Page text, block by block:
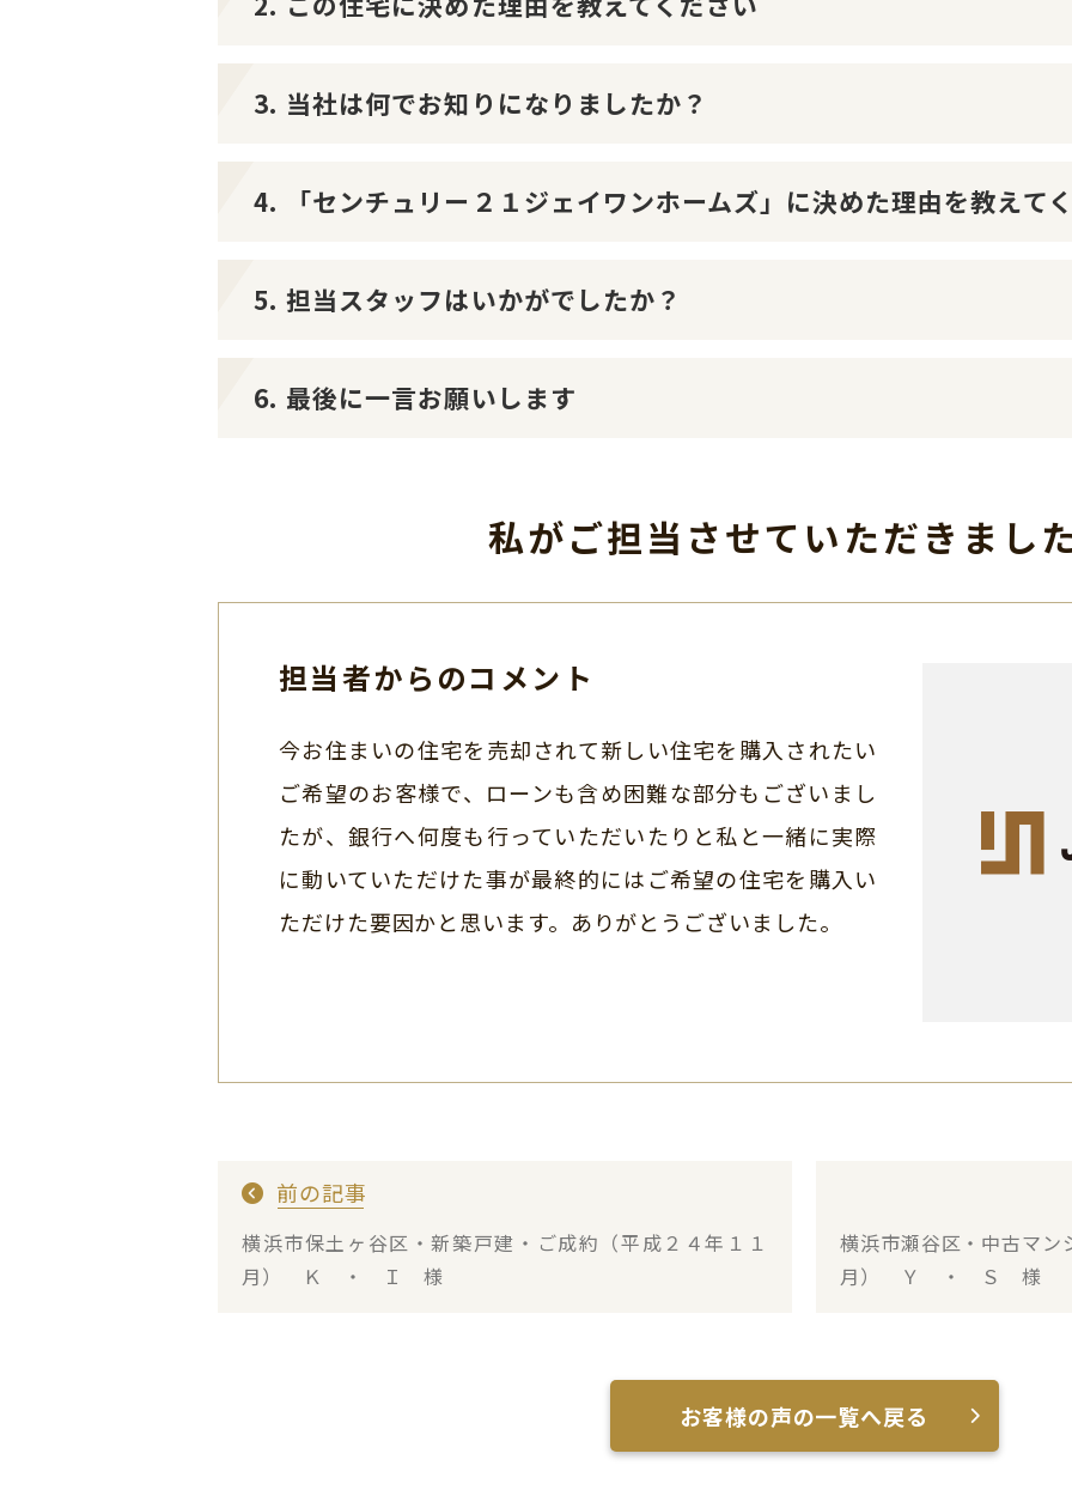
3. 当社は何でお知りになりましたか？
4. 「センチュリー２１ジェイワンホームズ」に決めた理由を教えて
5. 担当スタッフはいかがでしたか？
6. 最後に一言お願いします
私がご担当させていただきまし
担当者からのコメント
今お住まいの住宅を売却されて新しい住宅を購入されたい
ご希望のお客様で、ローンも含め困難な部分もございまし
たが、銀行へ何度も行っていただいたりと私と一緒に実際
に動いていただけた事が最終的にはご希望の住宅を購入い
ただけた要因かと思います。ありがとうございました。
前の記事
横浜市保土ヶ谷区・新築戸建・ご成約（平成２４年１１
月） Ｋ ・ Ｉ 様
横浜市瀬谷区・中古マ
月） Ｙ ・ Ｓ 様
お客様の声の一覧へ戻る